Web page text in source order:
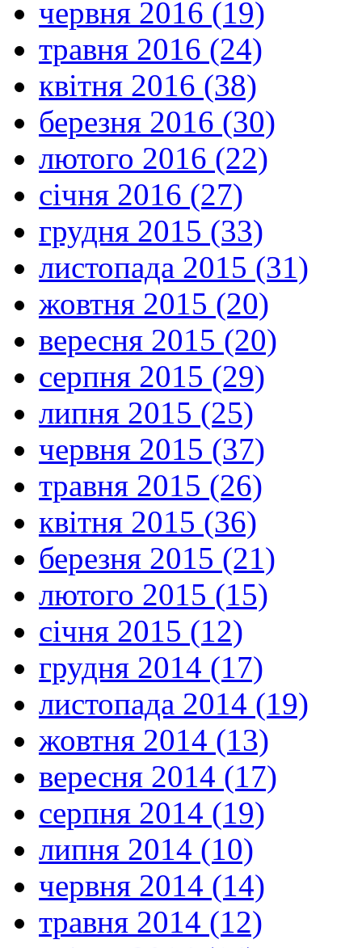
червня 2016 (19)
травня 2016 (24)
квітня 2016 (38)
березня 2016 (30)
лютого 2016 (22)
січня 2016 (27)
грудня 2015 (33)
листопада 2015 (31)
жовтня 2015 (20)
вересня 2015 (20)
серпня 2015 (29)
липня 2015 (25)
червня 2015 (37)
травня 2015 (26)
квітня 2015 (36)
березня 2015 (21)
лютого 2015 (15)
січня 2015 (12)
грудня 2014 (17)
листопада 2014 (19)
жовтня 2014 (13)
вересня 2014 (17)
серпня 2014 (19)
липня 2014 (10)
червня 2014 (14)
травня 2014 (12)